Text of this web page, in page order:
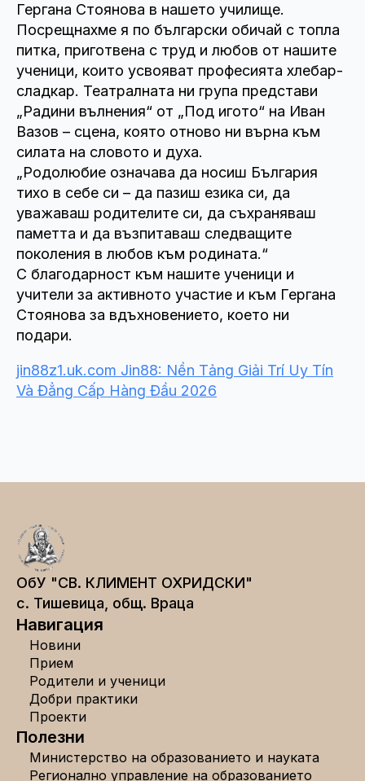
Гергана Стоянова в нашето училище.
Посрещнахме я по български обичай с топла
питка, приготвена с труд и любов от нашите
ученици, които усвояват професията хлебар-
сладкар. Театралната ни група представи
„Радини вълнения“ от „Под игото“ на Иван
Вазов – сцена, която отново ни върна към
силата на словото и духа.
„Родолюбие означава да носиш България
тихо в себе си – да пазиш езика си, да
уважаваш родителите си, да съхраняваш
паметта и да възпитаваш следващите
поколения в любов към родината.“
С благодарност към нашите ученици и
учители за активното участие и към Гергана
Стоянова за вдъхновението, което ни
подари.
jin88z1.uk.com Jin88: Nền Tảng Giải Trí Uy Tín
Và Đẳng Cấp Hàng Đầu 2026
ОбУ "СВ. КЛИМЕНТ ОХРИДСКИ"
с. Тишевица, общ. Враца
Навигация
Новини
Прием
Родители и ученици
Добри практики
Проекти
Полезни
Министерство на образованието и науката
Регионално управление на образованието